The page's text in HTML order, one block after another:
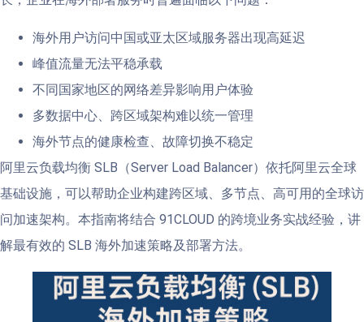
海外用户访问中国或亚太区域服务器出现高延迟
峰值流量无法平稳承载
不同国家地区的网络差异影响用户体验
多数据中心、跨区域架构难以统一管理
海外节点的健康检查、故障切换不稳定
阿里云负载均衡 SLB（Server Load Balancer）依托阿里云全球
基础设施，可以帮助企业构建跨区域、多节点、高可用的全球访
问加速架构。本指南将结合 91CLOUD 的跨境业务实战经验，讲
解最有效的 SLB 海外加速策略及部署方法。